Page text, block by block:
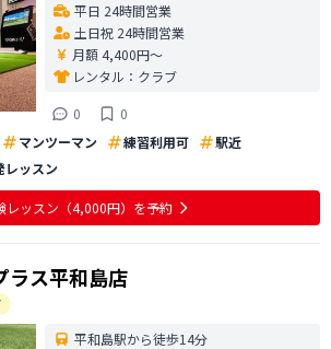
平日 24時間営業
土日祝 24時間営業
月額 4,400円〜
レンタル： クラブ
0
0
マンツーマン 練習利用可
駅近
レッスン
レッスン （4,000円） を予約
ラス平和島店
平和島駅から徒歩14分